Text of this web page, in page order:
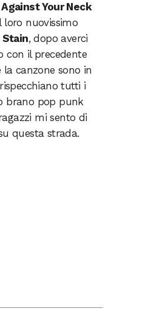
Your Neck
nuovissimo
Stain, dopo averci
con il precedente
la canzone sono in
tutti i
brano pop punk
mi sento di
questa strada.